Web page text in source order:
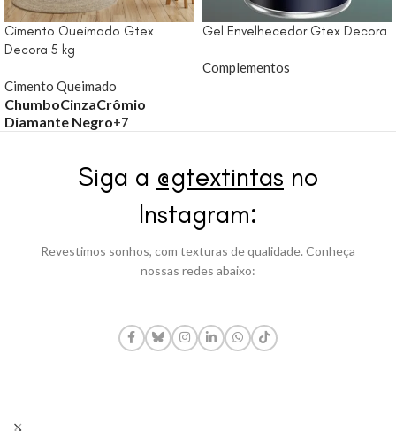
Cimento Queimado Gtex
Decora 5 kg
Cimento Queimado
ChumboCinzaCrômio
Diamante Negro+7
Gel Envelhecedor Gtex Decora
Complementos
Siga a @gtextintas no
Instagram:
Revestimos sonhos, com texturas de qualidade. Conheça
nossas redes abaixo: